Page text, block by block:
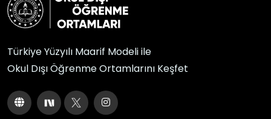
Türkiye Yüzyılı Maarif Modeli ile
Okul Dışı Öğrenme Ortamlarını Keşfet